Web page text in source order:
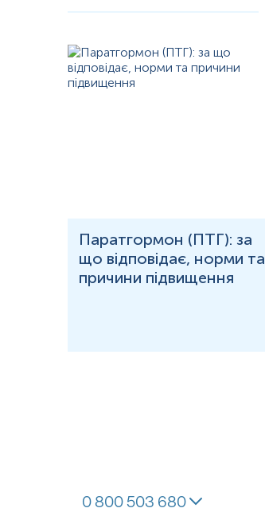
Паратгормон (ПТГ): за
що відповідає, норми та
причини підвищення
0 800 503 680